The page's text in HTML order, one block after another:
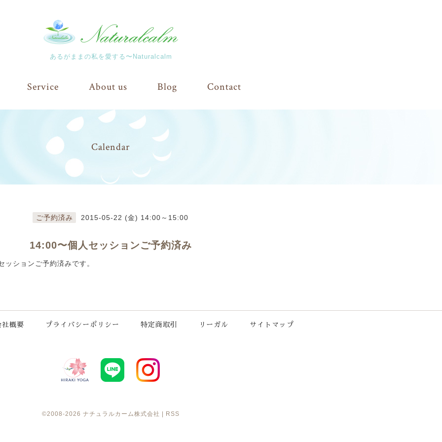
あるがままの私を愛する〜Naturalcalm
Service About us Blog Contact
Calendar
ご予約済み 2015-05-22 (金) 14:00～15:00
14:00〜個人セッションご予約済み
ションご予約済みです。
社概要 プライバシーポリシー 特定商取引 リーガル サイトマップ
©2008-2026 ナチュラルカーム株式会社 | RSS